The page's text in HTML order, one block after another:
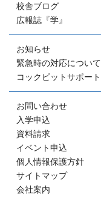
校舎ブログ
広報誌『学』
お知らせ
緊急時の対応について
コックピットサポート
お問い合わせ
入学申込
資料請求
イベント申込
個人情報保護方針
サイトマップ
会社案内